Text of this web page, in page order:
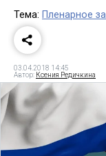
Тема: Пленарное
03.04.2018 14:45
Автор: Ксения Редичкина